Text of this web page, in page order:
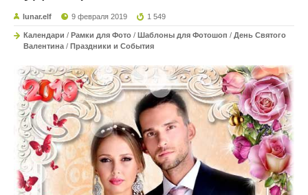
lunar.elf 9 февраля 2019 1 549
Календари / Рамки для Фото / Шаблоны для Фотошоп / День Святого
Валентина / Праздники и События